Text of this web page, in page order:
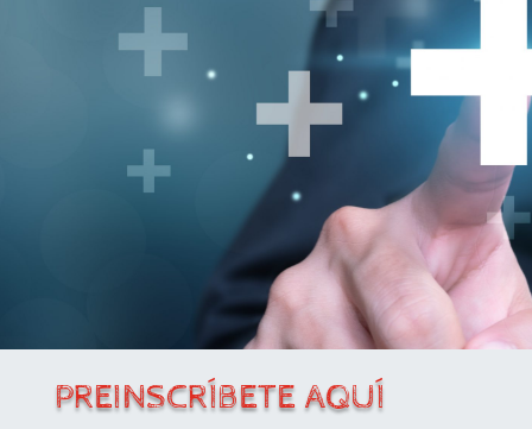
PREINSCRÍBETE AQUÍ